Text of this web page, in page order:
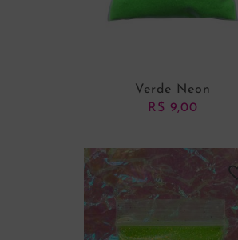
ADICIONAR AO CARRINHO
Verde Neon
R$ 9,00